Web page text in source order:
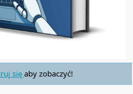
sięaby zobaczyć!